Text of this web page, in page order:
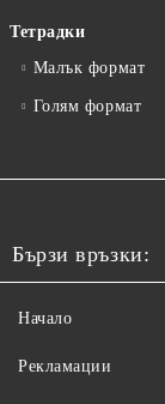
Тетрадки
Малък формат
Голям формат
Бързи връзки:
Начало
Рекламации